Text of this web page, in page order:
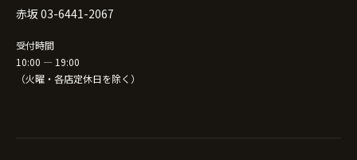
赤坂 03-6441-2067
受付時間
10:00 — 19:00
（火曜・各店定休日を除く）